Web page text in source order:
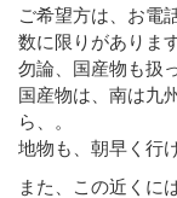
ご希望方は、お電
数に限りがありま
勿論、国産物も扱
国産物は、南は九
ら、。
地物も、朝早く行
また、この近くに